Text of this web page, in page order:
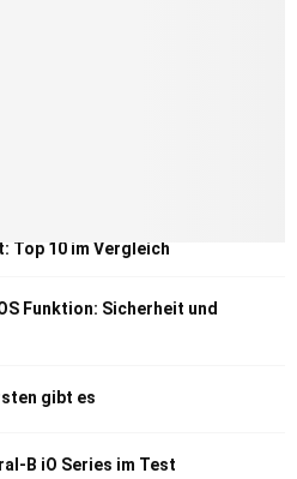
Top 10 im Vergleich
Funktion: Sicherheit und
gibt es
B iO Series im Test